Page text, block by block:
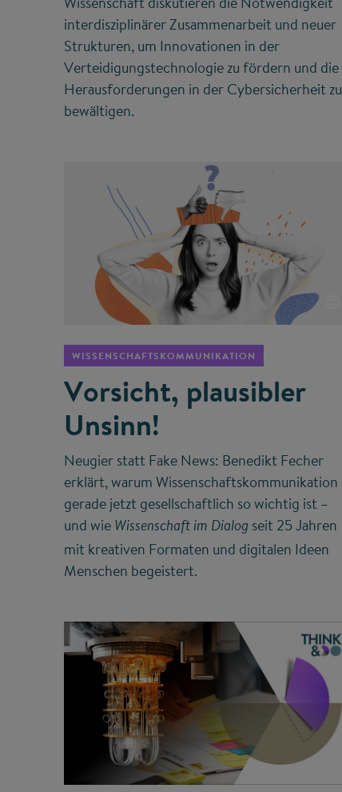
interdisziplinärer Zusammenarbeit und neuer
Strukturen, um Innovationen in der
Verteidigungstechnologie zu fördern und die
Herausforderungen in der Cybersicherheit zu
bewältigen.
WISSENSCHAFTSKOMMUNIKATION
Vorsicht, plausibler
Unsinn!
Neugier statt Fake News: Benedikt Fecher
erklärt, warum Wissenschaftskommunikation
gerade jetzt gesellschaftlich so wichtig ist –
und wie Wissenschaft im Dialog seit 25 Jahren
mit kreativen Formaten und digitalen Ideen
Menschen begeistert.